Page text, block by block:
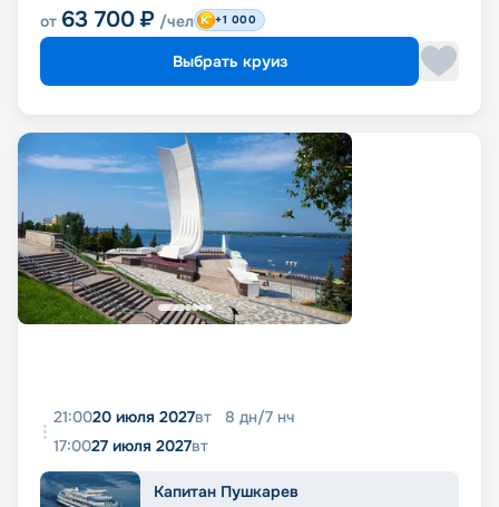
от 63 700 ₽ /чел +1 000
Выбрать круиз
21:0020 июля 2027вт 8 дн/7 нч
17:0027 июля 2027вт
Капитан Пушкарев